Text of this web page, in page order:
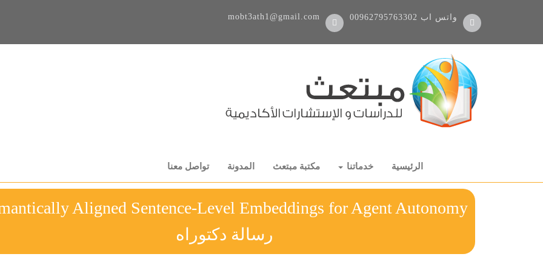
00962795763302 واتس اب mobt3ath1@gmail.com
الرئيسية خدماتنا مكتبة مبتعث المدونة تواصل معنا
Aligned Sentence-Level Embeddings for Agent Autonomy
رسالة دكتوراه